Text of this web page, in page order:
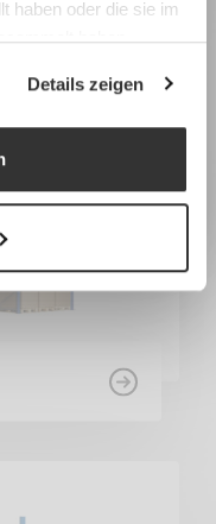
haben oder die sie im
haben.
Details zeigen